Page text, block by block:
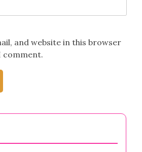
and website in this browser
comment.